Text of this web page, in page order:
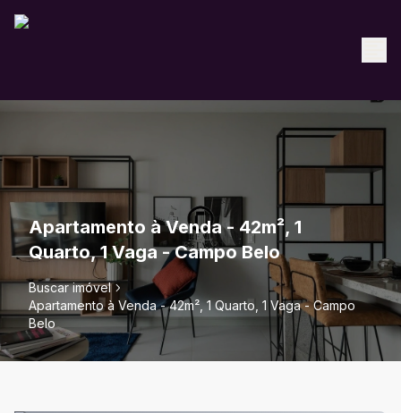
Apartamento à Venda - 42m², 1
Quarto, 1 Vaga - Campo Belo
Buscar imóvel
Apartamento à Venda - 42m², 1 Quarto, 1 Vaga - Campo
Belo